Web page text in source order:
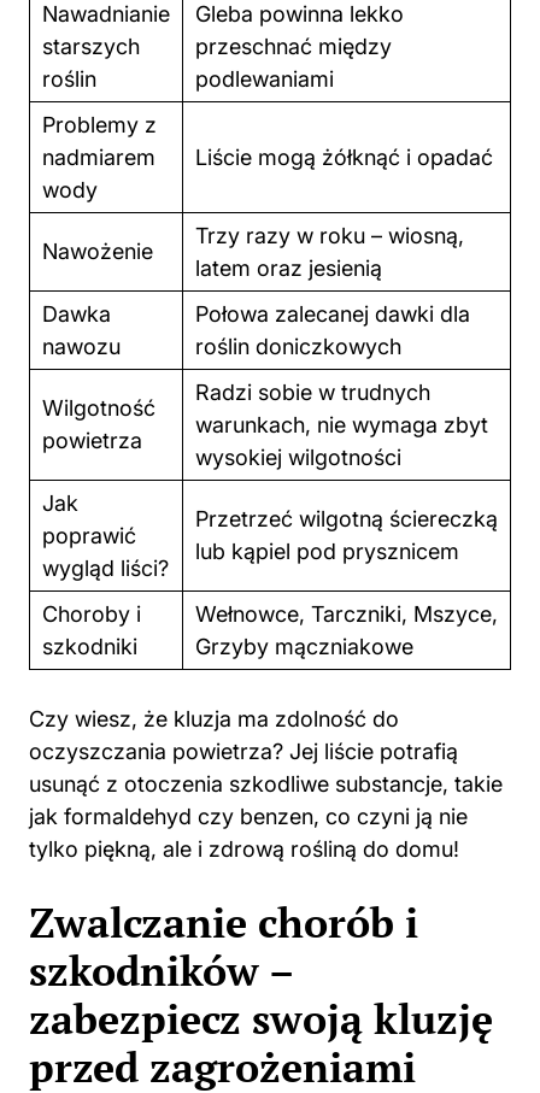
Nawadnianie
starszych
roślin
Gleba powinna lekko
przeschnać między
podlewaniami
Problemy z
nadmiarem
wody
Liście mogą żółknąć i opadać
Nawożenie
Trzy razy w roku – wiosną,
latem oraz jesienią
Dawka
nawozu
Połowa zalecanej dawki dla
roślin doniczkowych
Wilgotność
powietrza
Radzi sobie w trudnych
warunkach, nie wymaga zbyt
wysokiej wilgotności
Jak
poprawić
wygląd liści?
Przetrzeć wilgotną ściereczką
lub kąpiel pod prysznicem
Choroby i
szkodniki
Wełnowce, Tarczniki, Mszyce,
Grzyby mączniakowe
Czy wiesz, że kluzja ma zdolność do
oczyszczania powietrza? Jej liście potrafią
usunąć z otoczenia szkodliwe substancje, takie
jak formaldehyd czy benzen, co czyni ją nie
tylko piękną, ale i zdrową rośliną do domu!
Zwalczanie chorób i
szkodników –
zabezpiecz swoją kluzję
przed zagrożeniami